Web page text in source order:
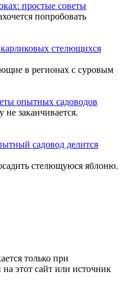
простые советы
попробовать
стелющихся
в регионах с суровым
опытных садоводов
не заканчивается.
садовод делится
стелющуюся яблоню.
только при
этот сайт или источник